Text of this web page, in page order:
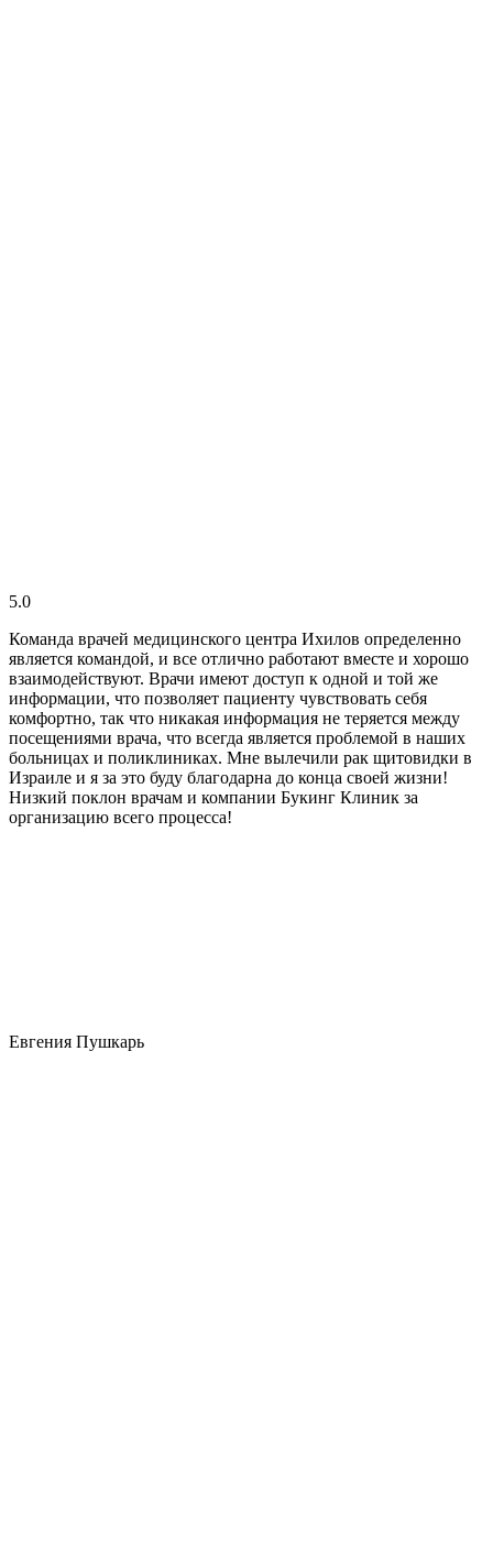
5.0
Команда врачей медицинского центра Ихилов определенно
является командой, и все отлично работают вместе и хорошо
взаимодействуют. Врачи имеют доступ к одной и той же
информации, что позволяет пациенту чувствовать себя
комфортно, так что никакая информация не теряется между
посещениями врача, что всегда является проблемой в наших
больницах и поликлиниках. Мне вылечили рак щитовидки в
Израиле и я за это буду благодарна до конца своей жизни!
Низкий поклон врачам и компании Букинг Клиник за
организацию всего процесса!
Евгения Пушкарь